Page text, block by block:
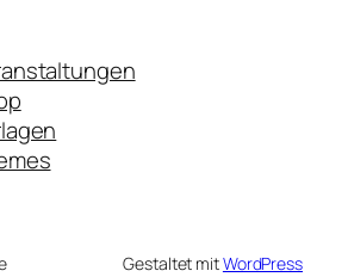
Gestaltet mitWordPress